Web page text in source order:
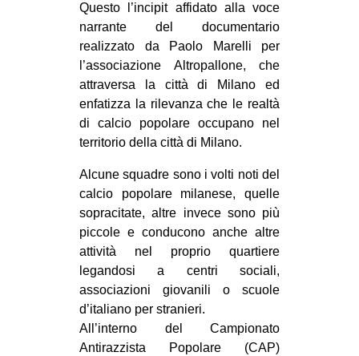
MANIFESTI
MUSICA
RECENSIONI
INTERNAZIONALE
AMERICHE
ESTREMO ORIENTE
MEDIO ORIENTE
MONDO
EVENTI
Questo l’incipit affidato alla voce
narrante del documentario
realizzato da Paolo Marelli per
l’associazione Altropallone, che
attraversa la città di Milano ed
enfatizza la rilevanza che le realtà
di calcio popolare occupano nel
territorio della città di Milano.
Alcune squadre sono i volti noti del
calcio popolare milanese, quelle
sopracitate, altre invece sono più
piccole e conducono anche altre
attività nel proprio quartiere
legandosi a centri sociali,
associazioni giovanili o scuole
d’italiano per stranieri.
All’interno del Campionato
Antirazzista Popolare (CAP)